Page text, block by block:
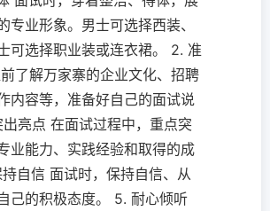
专业形象。男士可选择西装、
可选择职业装或连衣裙。 2. 准
了解万家寨的企业文化、招聘
内容等，准备好自己的面试说
亮点 在面试过程中，重点突
业能力、实践经验和取得的成
自信 面试时，保持自信、从
己的积极态度。 5. 耐心倾听